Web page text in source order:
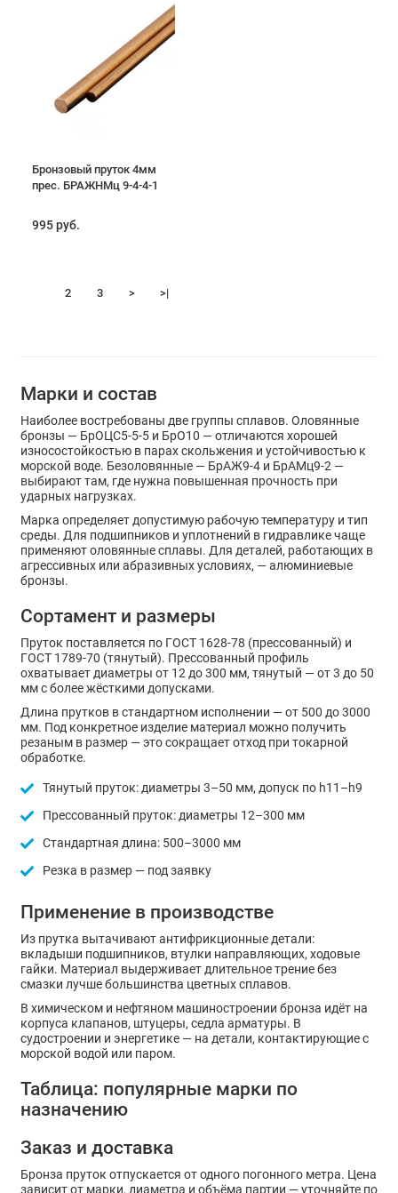
Бронзовый пруток 4мм
прес. БРАЖНМц 9-4-4-1
995 руб.
2 3 > >|
Марки и состав
Наиболее востребованы две группы сплавов. Оловянные
бронзы — БрОЦС5-5-5 и БрО10 — отличаются хорошей
износостойкостью в парах скольжения и устойчивостью к
морской воде. Безоловянные — БрАЖ9-4 и БрАМц9-2 —
выбирают там, где нужна повышенная прочность при
ударных нагрузках.
Марка определяет допустимую рабочую температуру и тип
среды. Для подшипников и уплотнений в гидравлике чаще
применяют оловянные сплавы. Для деталей, работающих в
агрессивных или абразивных условиях, — алюминиевые
бронзы.
Сортамент и размеры
Пруток поставляется по ГОСТ 1628-78 (прессованный) и
ГОСТ 1789-70 (тянутый). Прессованный профиль
охватывает диаметры от 12 до 300 мм, тянутый — от 3 до 50
мм с более жёсткими допусками.
Длина прутков в стандартном исполнении — от 500 до 3000
мм. Под конкретное изделие материал можно получить
резаным в размер — это сокращает отход при токарной
обработке.
Тянутый пруток: диаметры 3–50 мм, допуск по h11–h9
Прессованный пруток: диаметры 12–300 мм
Стандартная длина: 500–3000 мм
Резка в размер — под заявку
Применение в производстве
Из прутка вытачивают антифрикционные детали:
вкладыши подшипников, втулки направляющих, ходовые
гайки. Материал выдерживает длительное трение без
смазки лучше большинства цветных сплавов.
В химическом и нефтяном машиностроении бронза идёт на
корпуса клапанов, штуцеры, седла арматуры. В
судостроении и энергетике — на детали, контактирующие с
морской водой или паром.
Таблица: популярные марки по
назначению
Заказ и доставка
Бронза пруток отпускается от одного погонного метра. Цена